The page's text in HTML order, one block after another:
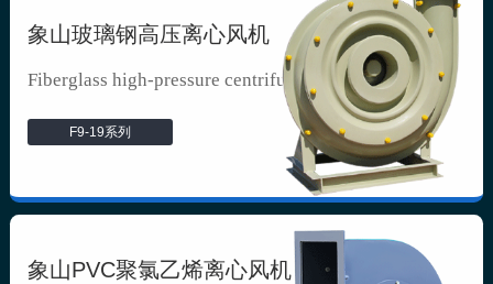
象山玻璃钢高压离心风机
Fiberglass high-pressure centrifuga...
F9-19系列
象山PVC聚氯乙烯离心风机